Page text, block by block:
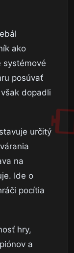
ako
systémové
posúvať
dopadli
určitý
na
Ide o
pocítia
hry,
a